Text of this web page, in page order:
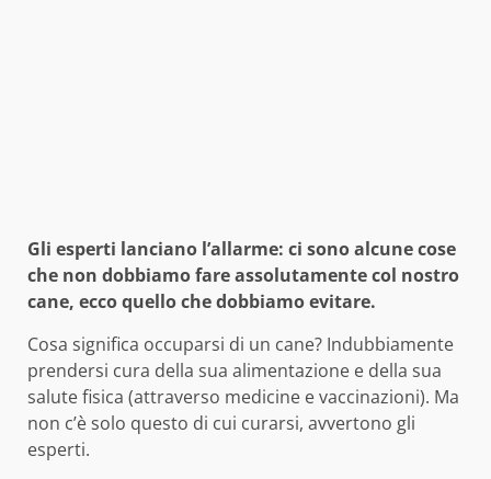
Gli esperti lanciano l’allarme: ci sono alcune cose
che non dobbiamo fare assolutamente col nostro
cane, ecco quello che dobbiamo evitare.
Cosa significa occuparsi di un cane? Indubbiamente
prendersi cura della sua alimentazione e della sua
salute fisica (attraverso medicine e vaccinazioni). Ma
non c’è solo questo di cui curarsi, avvertono gli
esperti.